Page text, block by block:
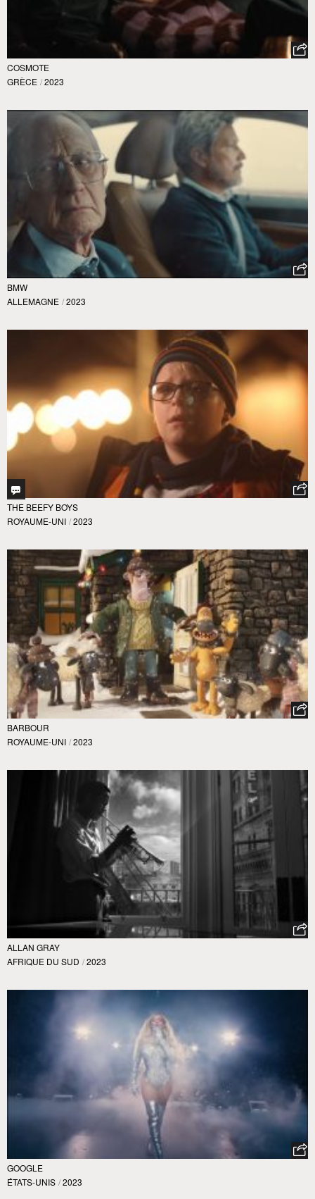
COSMOTE
GRÈCE / 2023
BMW
ALLEMAGNE / 2023
THE BEEFY BOYS
ROYAUME-UNI / 2023
BARBOUR
ROYAUME-UNI / 2023
ALLAN GRAY
AFRIQUE DU SUD / 2023
GOOGLE
ÉTATS-UNIS / 2023